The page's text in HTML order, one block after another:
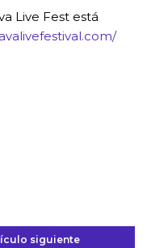
Live Fest está
siguiente